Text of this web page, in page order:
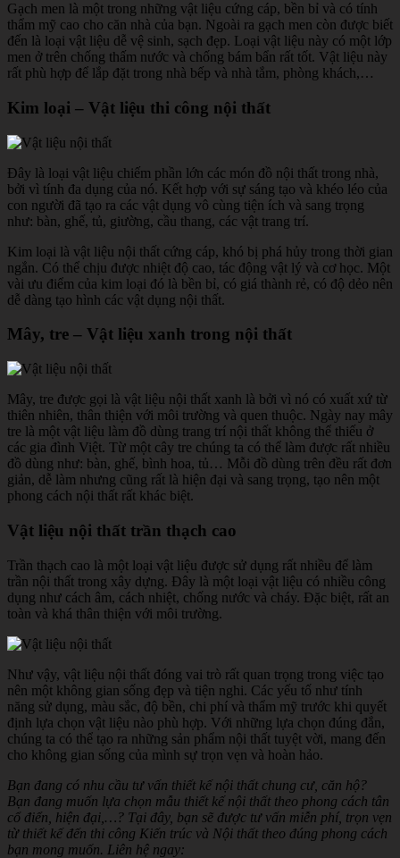
Gạch men là một trong những vật liệu cứng cáp, bền bỉ và có tính
thẩm mỹ cao cho căn nhà của bạn. Ngoài ra gạch men còn được biết
đến là loại vật liệu dễ vệ sinh, sạch đẹp. Loại vật liệu này có một lớp
men ở trên chống thấm nước và chống bám bẩn rất tốt. Vật liệu này
rất phù hợp để lắp đặt trong nhà bếp và nhà tắm, phòng khách,…
Kim loại – Vật liệu thi công nội thất
Đây là loại vật liệu chiếm phần lớn các món đồ nội thất trong nhà,
bởi vì tính đa dụng của nó. Kết hợp với sự sáng tạo và khéo léo của
con người đã tạo ra các vật dụng vô cùng tiện ích và sang trọng
như: bàn, ghế, tủ, giường, cầu thang, các vật trang trí.
Kim loại là vật liệu nội thất cứng cáp, khó bị phá hủy trong thời gian
ngắn. Có thể chịu được nhiệt độ cao, tác động vật lý và cơ học. Một
vài ưu điểm của kim loại đó là bền bỉ, có giá thành rẻ, có độ dẻo nên
dễ dàng tạo hình các vật dụng nội thất.
Mây, tre – Vật liệu xanh trong nội thất
Mây, tre được gọi là vật liệu nội thất xanh là bởi vì nó có xuất xứ từ
thiên nhiên, thân thiện với môi trường và quen thuộc. Ngày nay mây
tre là một vật liệu làm đồ dùng trang trí nội thất không thể thiếu ở
các gia đình Việt. Từ một cây tre chúng ta có thể làm được rất nhiều
đồ dùng như: bàn, ghế, bình hoa, tủ… Mỗi đồ dùng trên đều rất đơn
giản, dễ làm nhưng cũng rất là hiện đại và sang trọng, tạo nên một
phong cách nội thất rất khác biệt.
Vật liệu nội thất trần thạch cao
Trần thạch cao là một loại vật liệu được sử dụng rất nhiều để làm
trần nội thất trong xây dựng. Đây là một loại vật liệu có nhiều công
dụng như cách âm, cách nhiệt, chống nước và cháy. Đặc biệt, rất an
toàn và khá thân thiện với môi trường.
Như vậy, vật liệu nội thất đóng vai trò rất quan trọng trong việc tạo
nên một không gian sống đẹp và tiện nghi. Các yếu tố như tính
năng sử dụng, màu sắc, độ bền, chi phí và thẩm mỹ trước khi quyết
định lựa chọn vật liệu nào phù hợp. Với những lựa chọn đúng đắn,
chúng ta có thể tạo ra những sản phẩm nội thất tuyệt vời, mang đến
cho không gian sống của mình sự trọn vẹn và hoàn hảo.
Bạn đang có nhu cầu tư vấn thiết kế nội thất chung cư, căn hộ?
Bạn đang muốn lựa chọn mẫu thiết kế nội thất theo phong cách tân
cổ điển, hiện đại,…? Tại đây, bạn sẽ được tư vấn miễn phí, trọn vẹn
từ thiết kế đến thi công Kiến trúc và Nội thất theo đúng phong cách
bạn mong muốn. Liên hệ ngay: